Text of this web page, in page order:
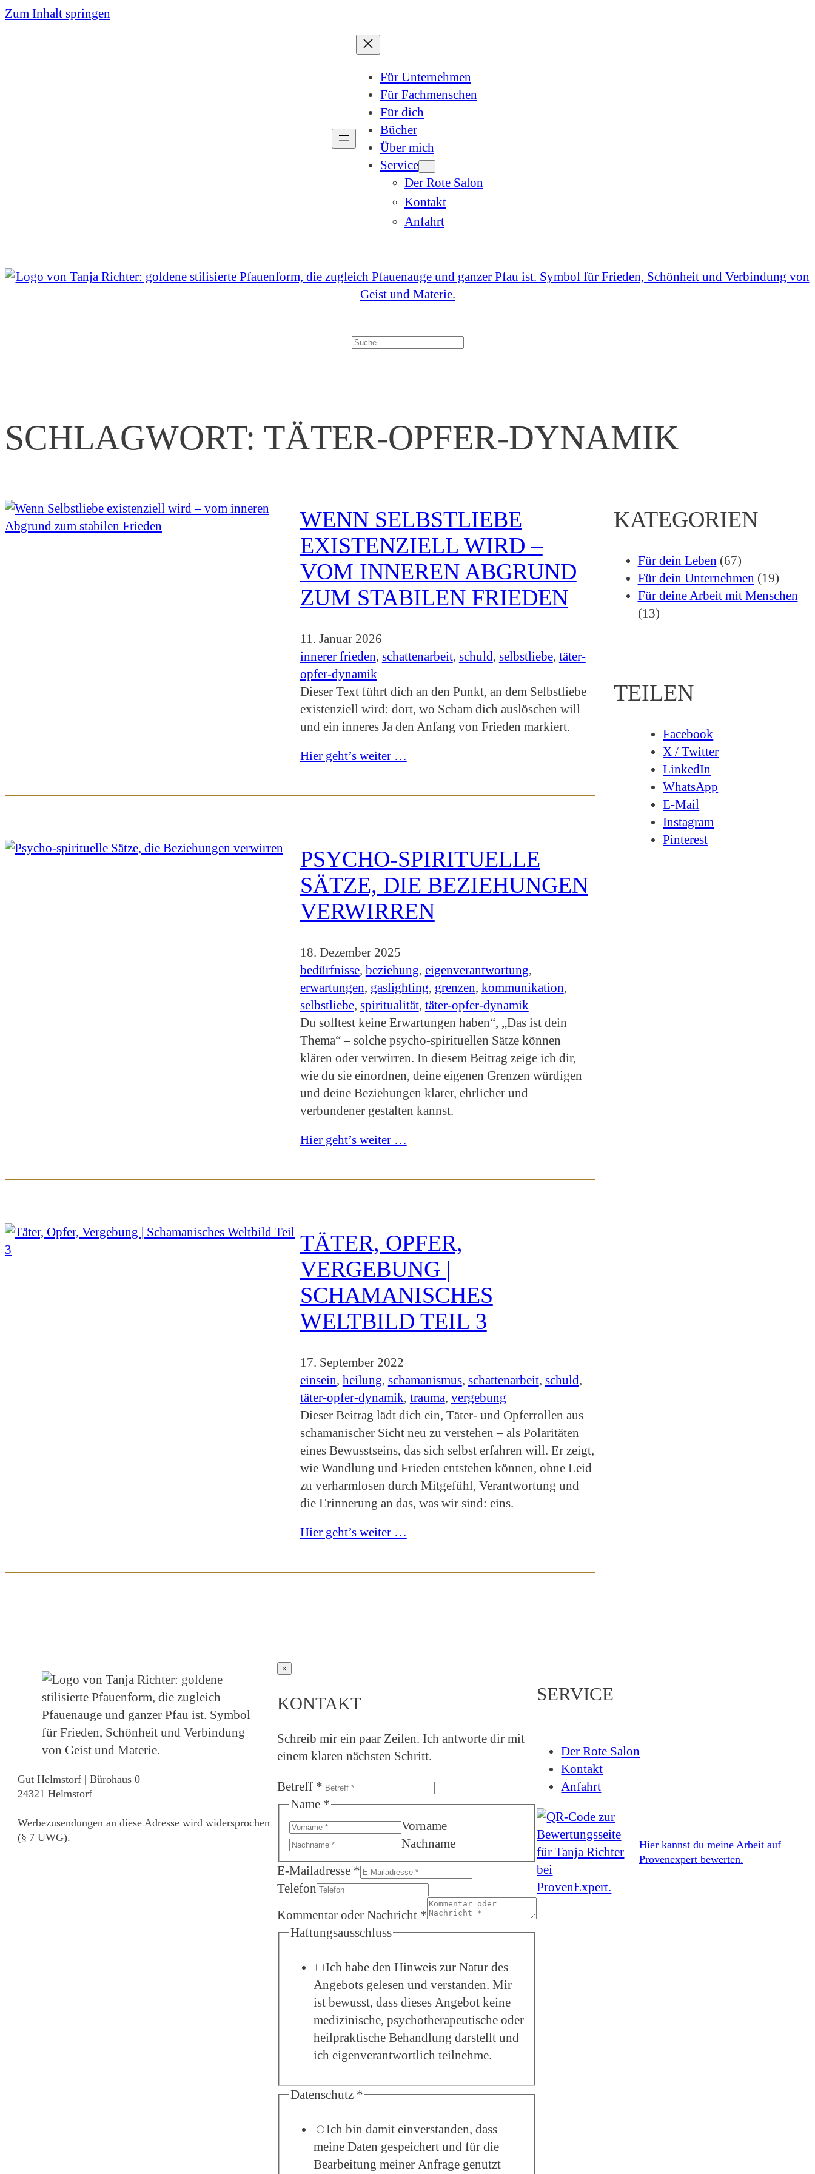
Zum
Zum Inhalt springen
Für Unternehmen
Für Fachmenschen
Für dich
Bücher
Über mich
Service
Der Rote Salon
Kontakt
Anfahrt
Suchen
SCHLAGWORT: TÄTER-OPFER-DYNAMIK
WENN SELBSTLIEBE
EXISTENZIELL WIRD –
VOM INNEREN ABGRUND
ZUM STABILEN FRIEDEN
11. Januar 2026
innerer frieden, schattenarbeit, schuld, selbstliebe, täter-
opfer-dynamik
Dieser Text führt dich an den Punkt, an dem Selbstliebe
existenziell wird: dort, wo Scham dich auslöschen will
und ein inneres Ja den Anfang von Frieden markiert.
Hier geht’s weiter …
PSYCHO-SPIRITUELLE
SÄTZE, DIE BEZIEHUNGEN
VERWIRREN
18. Dezember 2025
bedürfnisse, beziehung, eigenverantwortung
erwartungen, gaslighting, grenzen, kommunikation
selbstliebe, spiritualität, täter-opfer-dynamik
Du solltest keine Erwartungen haben“, „Das ist dein
Thema“ – solche psycho-spirituellen Sätze können
klären oder verwirren. In diesem Beitrag zeige ich dir,
wie du sie einordnen, deine eigenen Grenzen würdigen
und deine Beziehungen klarer, ehrlicher und
verbundener gestalten kannst.
Hier geht’s weiter …
TÄTER, OPFER,
VERGEBUNG |
SCHAMANISCHES
WELTBILD TEIL 3
17. September 2022
einsein, heilung, schamanismus, schattenarbeit, schuld
täter-opfer-dynamik, trauma, vergebung
Dieser Beitrag lädt dich ein, Täter- und Opferrollen aus
schamanischer Sicht neu zu verstehen – als Polaritäten
eines Bewusstseins, das sich selbst erfahren will. Er zeigt,
wie Wandlung und Frieden entstehen können, ohne Leid
zu verharmlosen durch Mitgefühl, Verantwortung und
die Erinnerung an das, was wir sind: eins.
Hier geht’s weiter …
KATEGORIEN
Für dein Leben (67)
Für dein Unternehmen (19)
Für deine Arbeit mit Menschen
(13)
TEILEN
Facebook
X / Twitter
LinkedIn
WhatsApp
E-Mail
Instagram
Pinterest
Gut Helmstorf | Bürohaus 0
24321 Helmstorf
Werbezusendungen an diese Adresse wird widersprochen
(§ 7 UWG).
×
KONTAKT
Schreib mir ein paar Zeilen. Ich antworte dir mit
einem klaren nächsten Schritt.
Betreff *
Name *
Vorname
Nachname
E-Mailadresse *
Telefon
Kommentar oder Nachricht *
Haftungsausschluss
Ich habe den Hinweis zur Natur des
Angebots gelesen und verstanden. Mir
ist bewusst, dass dieses Angebot keine
medizinische, psychotherapeutische oder
heilpraktische Behandlung darstellt und
ich eigenverantwortlich teilnehme.
Datenschutz *
Ich bin damit einverstanden, dass
meine Daten gespeichert und für die
Bearbeitung meiner Anfrage genutzt
SERVICE
Der Rote Salon
Kontakt
Anfahrt
Hier kannst du meine Arbeit auf
Provenexpert bewerten.